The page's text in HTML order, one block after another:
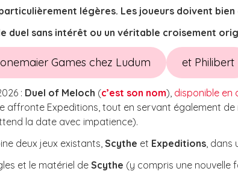
légères. Les joueurs doivent
duel sans intérêt ou un véritable croisement
Games chez Ludum et Philibert
: Duel of Meloch (c’est son nom), disponible en
affronte Expeditions, tout en servant également de
la date avec impatience).
deux jeux existants,Scythe et Expeditions ,
et le matériel deScythe (y compris une nouvelle